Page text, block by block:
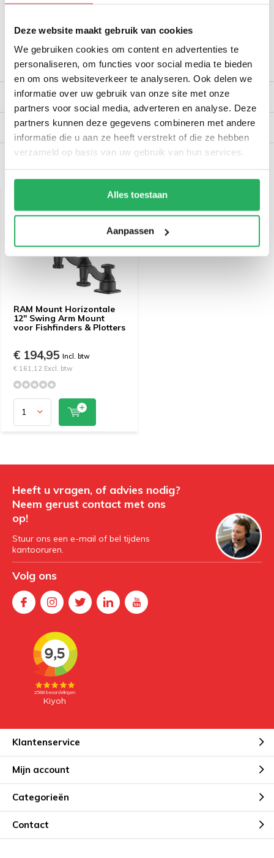
Deze website maakt gebruik van cookies
We gebruiken cookies om content en advertenties te
personaliseren, om functies voor social media te bieden
en om ons websiteverkeer te analyseren. Ook delen we
informatie over uw gebruik van onze site met onze
partners voor social media, adverteren en analyse. Deze
partners kunnen deze gegevens combineren met andere
informatie die u aan ze heeft verstrekt of die ze hebben
verzameld op basis van uw gebruik van hun services.
Alles toestaan
Aanpassen
Stuur bericht
Productomschrijving
Reviews
Verzendinformatie
RAM Mount Horizontale
12" Swing Arm Mount
voor Fishfinders & Plotters
€ 194,95 Incl. btw
€ 161,12 Excl. btw
Heeft u vragen, of advies nodig?
Neem gerust contact met ons
op!
Stuur ons een e-mail of bel tijdens
kantooruren.
Volg ons
Klantenservice
Mijn account
Categorieën
Contact